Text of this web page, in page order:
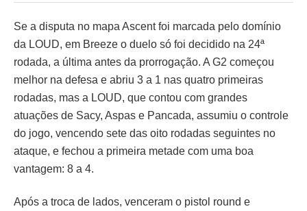
Se a disputa no mapa Ascent foi marcada pelo domínio
da LOUD, em Breeze o duelo só foi decidido na 24ª
rodada, a última antes da prorrogação. A G2 começou
melhor na defesa e abriu 3 a 1 nas quatro primeiras
rodadas, mas a LOUD, que contou com grandes
atuações de Sacy, Aspas e Pancada, assumiu o controle
do jogo, vencendo sete das oito rodadas seguintes no
ataque, e fechou a primeira metade com uma boa
vantagem: 8 a 4.
Após a troca de lados, venceram o pistol round e